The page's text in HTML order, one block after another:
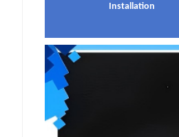
Installation